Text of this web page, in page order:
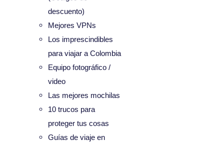
descuento)
Mejores VPNs
Los imprescindibles
para viajar a Colombia
Equipo fotográfico /
video
Las mejores mochilas
10 trucos para
proteger tus cosas
Guías de viaje en